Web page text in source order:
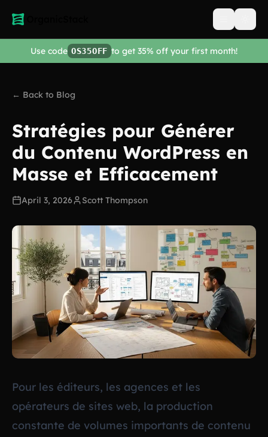
Open
Use code OS35OFF to get 35% off your first month!
← Back to Blog
Stratégies pour Générer
du Contenu WordPress en
Masse et Efficacement
April 3, 2026 Scott Thompson
Pour les éditeurs, les agences et les
opérateurs de sites web, la production
constante de volumes importants de contenu